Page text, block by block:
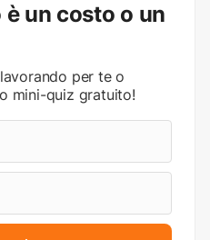
un costo o un
per te o
mini-quiz gratuito!